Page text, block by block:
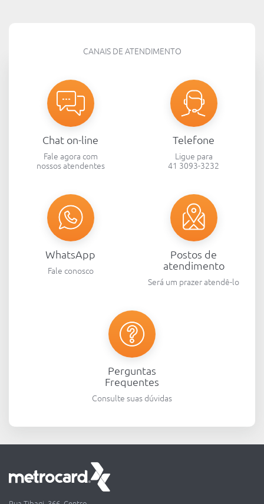
CANAIS DE ATENDIMENTO
Chat on-line
Fale agora com
nossos atendentes
Telefone
Ligue para
41 3093-3232
WhatsApp
Fale conosco
Postos de
atendimento
Será um prazer atendê-lo
Perguntas
Frequentes
Consulte suas dúvidas